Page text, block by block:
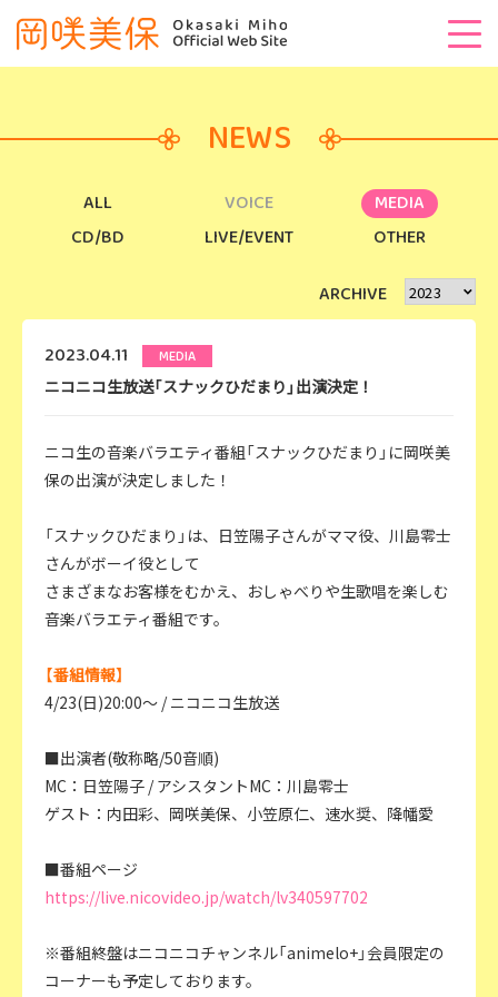
NEWS
ALL VOICE
MEDIA
CD/BD
LIVE/EVENT OTHER
ARCHIVE
2023.04.11 MEDIA
ニコニコ生放送「スナックひだまり」出演決定！
ニコ生の音楽バラエティ番組「スナックひだまり」に岡咲美
保の出演が決定しました！
「スナックひだまり」は、日笠陽子さんがママ役、川島零士
さんがボーイ役として
さまざまなお客様をむかえ、おしゃべりや生歌唱を楽しむ
音楽バラエティ番組です。
【番組情報】
4/23(日)20:00～ / ニコニコ生放送
■出演者(敬称略/50音順)
MC：日笠陽子 / アシスタントMC：川島零士
ゲスト：内田彩、岡咲美保、小笠原仁、速水奨、降幡愛
■番組ページ
https://live.nicovideo.jp/watch/lv340597702
※番組終盤はニコニコチャンネル「animelo+」会員限定の
コーナーも予定しております。